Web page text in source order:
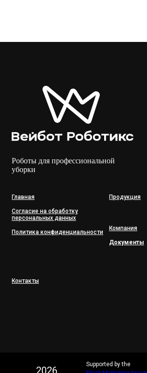
Роботы для профессиональной
уборки
Главная
Согласие на обработку
персональных данных
Политика конфиденциальности
Продукция
Компания
Документы
Контакты
2026
Supported by the
Made on Tilda